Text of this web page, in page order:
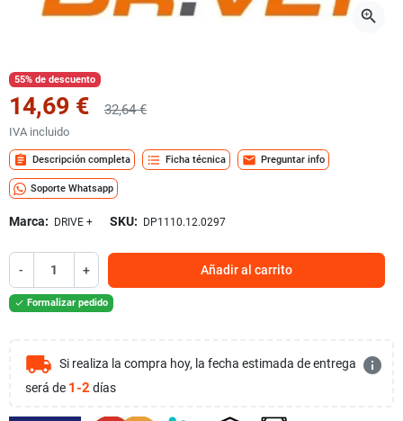
zoom_in
55% de descuento
14,69 € 32,64 €
IVA incluido
assignment Descripción completa format_list_bulleted Ficha técnica mail Preguntar info
Soporte Whatsapp
Marca: DRIVE + SKU: DP1110.12.0297
- + Añadir al carrito
 Formalizar pedido
local_shipping Si realiza la compra hoy, la fecha estimada de entrega
será de 1-2 días
info